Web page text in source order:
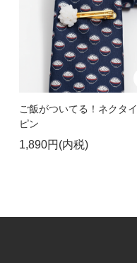
ご飯がついてる！ネクタイ
ピン
1,890円(内税)